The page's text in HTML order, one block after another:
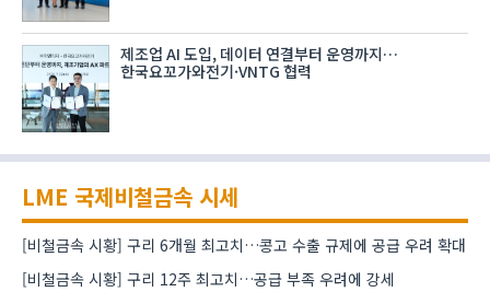
제조업 AI 도입, 데이터 연결부터 운영까지…
한국요꼬가와전기·VNTG 협력
LME 국제비철금속 시세
[비철금속 시황] 구리 6개월 최고치…콩고 수출 규제에 공급 우려 확대
[비철금속 시황] 구리 12주 최고치…공급 부족 우려에 강세